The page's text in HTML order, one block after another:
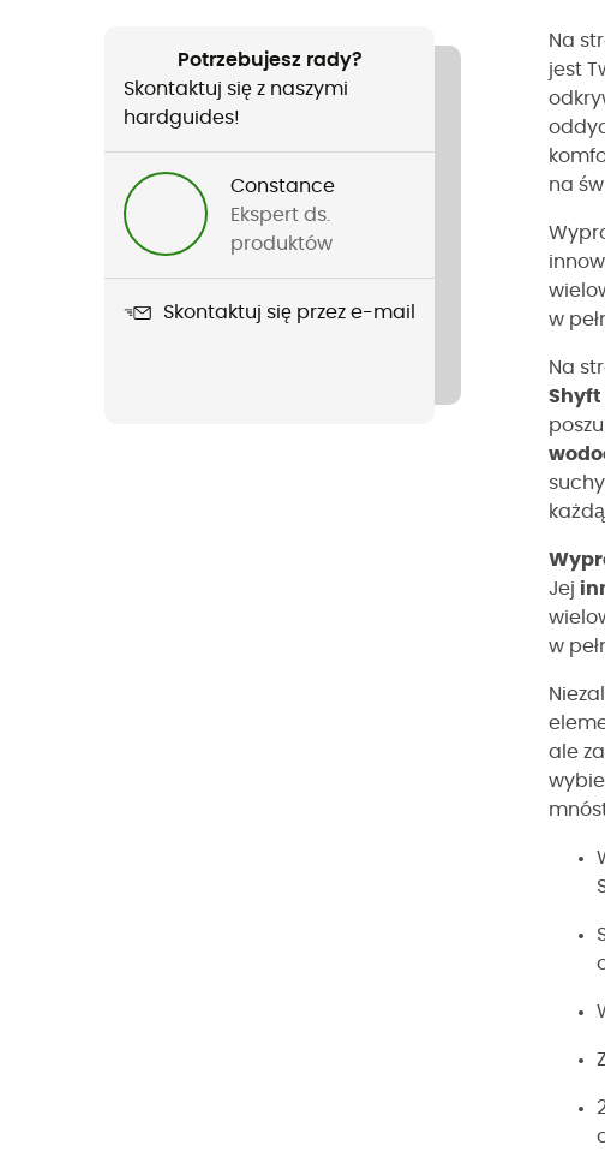
Potrzebujesz rady?
Skontaktuj się z naszymi
hardguides!
Constance
Ekspert ds.
produktów
Skontaktuj się przez e-mail
Na
jest
na
w
Na
Shyft
Jej
w
ale